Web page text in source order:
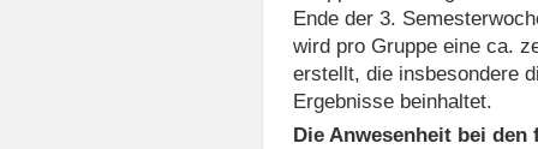
Ende der 3.
wird pro Gruppe eine ca.
erstellt, die insbesondere
Ergebnisse beinhaltet.
Die Anwesenheit bei